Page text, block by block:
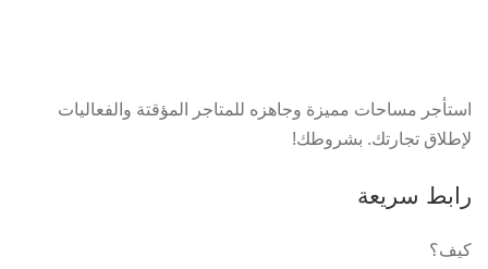
استأجر مساحات مميزة وجاهزه للمتاجر المؤقتة والفعاليات
لإطلاق تجارتك. بشروطك!
رابط سريعة
كيف؟